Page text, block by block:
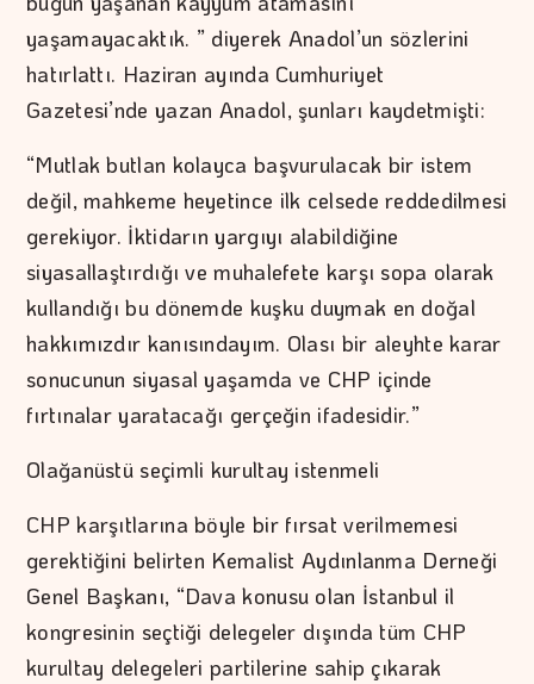
yaşamayacaktık. ” diyerek Anadol’un sözlerini
hatırlattı. Haziran ayında Cumhuriyet
Gazetesi’nde yazan Anadol, şunları kaydetmişti:
“Mutlak butlan kolayca başvurulacak bir istem
değil, mahkeme heyetince ilk celsede reddedilmesi
gerekiyor. İktidarın yargıyı alabildiğine
siyasallaştırdığı ve muhalefete karşı sopa olarak
kullandığı bu dönemde kuşku duymak en doğal
hakkımızdır kanısındayım. Olası bir aleyhte karar
sonucunun siyasal yaşamda ve CHP içinde
fırtınalar yaratacağı gerçeğin ifadesidir.”
Olağanüstü seçimli kurultay istenmeli
CHP karşıtlarına böyle bir fırsat verilmemesi
gerektiğini belirten Kemalist Aydınlanma Derneği
Genel Başkanı, “Dava konusu olan İstanbul il
kongresinin seçtiği delegeler dışında tüm CHP
kurultay delegeleri partilerine sahip çıkarak